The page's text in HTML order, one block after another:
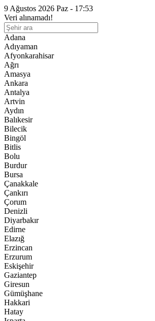
9 Ağustos 2026 Paz - 17:53
Veri alınamadı!
Adana
Adıyaman
Afyonkarahisar
Ağrı
Amasya
Ankara
Antalya
Artvin
Aydın
Balıkesir
Bilecik
Bingöl
Bitlis
Bolu
Burdur
Bursa
Çanakkale
Çankırı
Çorum
Denizli
Diyarbakır
Edirne
Elazığ
Erzincan
Erzurum
Eskişehir
Gaziantep
Giresun
Gümüşhane
Hakkari
Hatay